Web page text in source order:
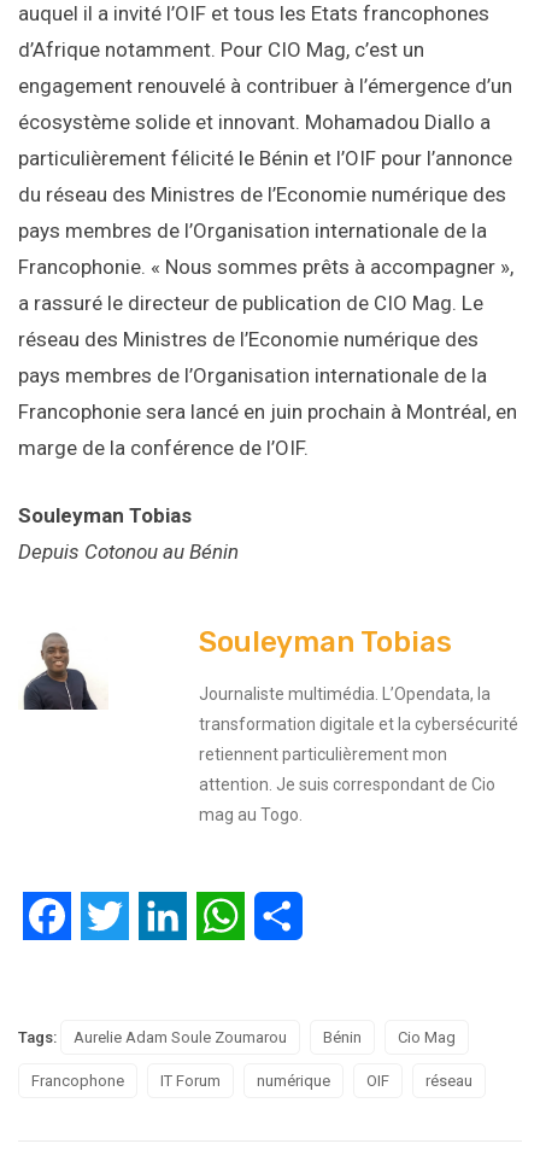
auquel il a invité l’OIF et tous les Etats francophones
d’Afrique notamment. Pour CIO Mag, c’est un
engagement renouvelé à contribuer à l’émergence d’un
écosystème solide et innovant. Mohamadou Diallo a
particulièrement félicité le Bénin et l’OIF pour l’annonce
du réseau des Ministres de l’Economie numérique des
pays membres de l’Organisation internationale de la
Francophonie. « Nous sommes prêts à accompagner »,
a rassuré le directeur de publication de CIO Mag. Le
réseau des Ministres de l’Economie numérique des
pays membres de l’Organisation internationale de la
Francophonie sera lancé en juin prochain à Montréal, en
marge de la conférence de l’OIF.
Souleyman Tobias
Depuis Cotonou au Bénin
Souleyman Tobias
Journaliste multimédia. L’Opendata, la
transformation digitale et la cybersécurité
retiennent particulièrement mon
attention. Je suis correspondant de Cio
mag au Togo.
FacebookTwitter LinkedIn WhatsApp
Tags: Aurelie Adam Soule Zoumarou Bénin Cio Mag
Francophone IT Forum numérique OIF réseau